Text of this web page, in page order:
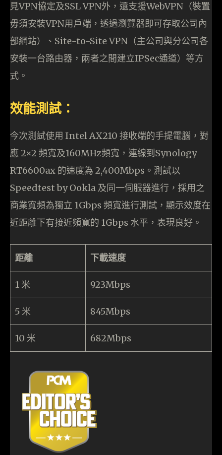
見VPN協定及SSL VPN外，還支援WebVPN（裝置
毋須安裝VPN用戶端，透過瀏覽器即可存取公司內
部網站）、Site-to-Site VPN（主公司與分公司各
安裝一台路由器，兩者之間建立IPSec通道）等方
式。
效能測試：
今次測試使用 Intel AX210 接收端的手提電腦，對
應 2×2 頻寬及160MHz頻寬，連線到Synology
RT6600ax 的速度為 2,400Mbps。測試以
Speedtest by Ookla 及同一伺服器進行，採用之
商業寬頻為獨立 1Gbps 頻寬進行測試，顯示效度在
近距離下有接近頻寬的 1Gbps 水平，表現良好。
距離 下載速度
1 米 923Mbps
5 米 845Mbps
10 米 682Mbps